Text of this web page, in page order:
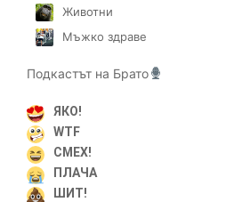
Животни
Мъжко здраве
Подкастът на Брато
ЯКО!
WTF
СМЕХ!
ПЛАЧА
ШИТ!